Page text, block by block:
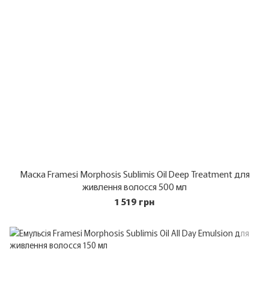
Маска Framesi Morphosis Sublimis Oil Deep Treatment для
живлення волосся 500 мл
1 519 грн